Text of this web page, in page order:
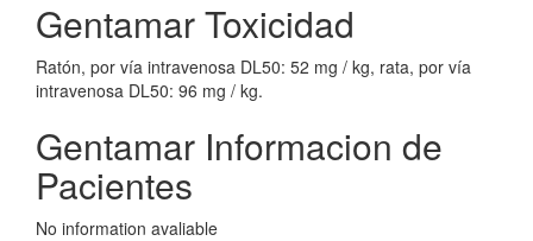
Gentamar Toxicidad
Ratón, por vía intravenosa DL50: 52 mg / kg, rata, por vía
intravenosa DL50: 96 mg / kg.
Gentamar Informacion de
Pacientes
No information avaliable